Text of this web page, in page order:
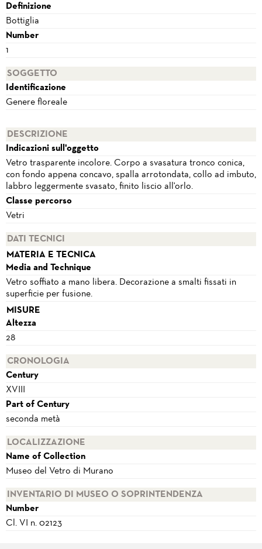
Definizione
Bottiglia
Number
1
SOGGETTO
Identificazione
Genere floreale
DESCRIZIONE
Indicazioni sull'oggetto
Vetro trasparente incolore. Corpo a svasatura tronco conica,
con fondo appena concavo, spalla arrotondata, collo ad imbuto,
labbro leggermente svasato, finito liscio all'orlo.
Classe percorso
Vetri
DATI TECNICI
MATERIA E TECNICA
Media and Technique
Vetro soffiato a mano libera. Decorazione a smalti fissati in
superficie per fusione.
MISURE
Altezza
28
CRONOLOGIA
Century
XVIII
Part of Century
seconda metà
LOCALIZZAZIONE
Name of Collection
Museo del Vetro di Murano
INVENTARIO DI MUSEO O SOPRINTENDENZA
Number
Cl. VI n. 02123